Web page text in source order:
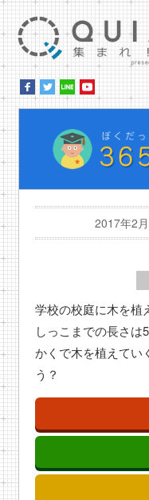
2017年2
学校の校庭に木を植
しっこまでの長さは
かくで木を植えてい
う？